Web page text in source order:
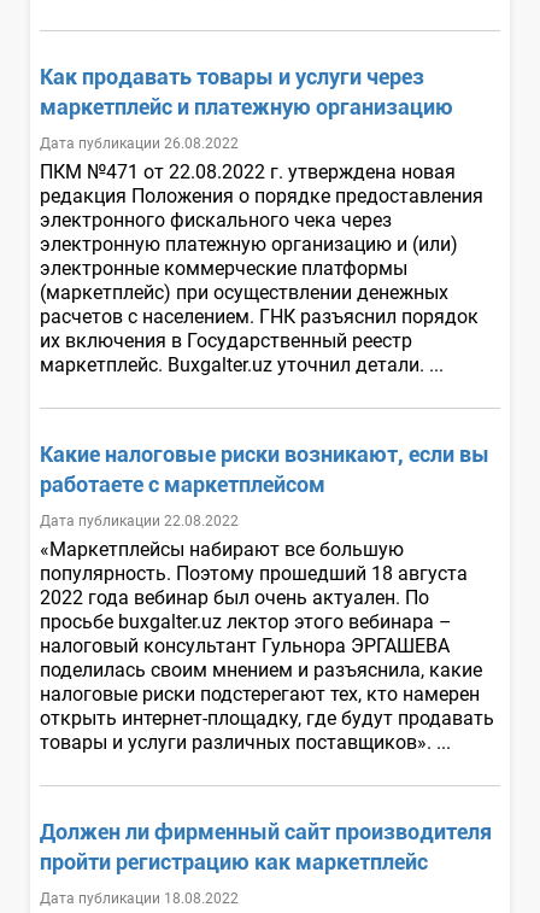
Как продавать товары и услуги через
маркетплейс и платежную организацию
Дата публикации 26.08.2022
ПКМ №471 от 22.08.2022 г. утверждена новая
редакция Положения о порядке предоставления
электронного фискального чека через
электронную платежную организацию и (или)
электронные коммерческие платформы
(маркетплейс) при осуществлении денежных
расчетов с населением. ГНК разъяснил порядок
их включения в Государственный реестр
маркетплейс. Buxgalter.uz уточнил детали. ...
Какие налоговые риски возникают, если вы
работаете с маркетплейсом
Дата публикации 22.08.2022
«Маркетплейсы набирают все большую
популярность. Поэтому прошедший 18 августа
2022 года вебинар был очень актуален. По
просьбе buxgalter.uz лектор этого вебинара –
налоговый консультант Гульнора ЭРГАШЕВА
поделилась своим мнением и разъяснила, какие
налоговые риски подстерегают тех, кто намерен
открыть интернет-площадку, где будут продавать
товары и услуги различных поставщиков». ...
Должен ли фирменный сайт производителя
пройти регистрацию как маркетплейс
Дата публикации 18.08.2022